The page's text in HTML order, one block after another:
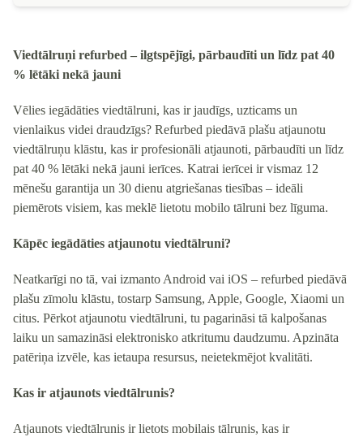
Viedtālruņi refurbed – ilgtspējīgi, pārbaudīti un līdz pat 40
% lētāki nekā jauni
Vēlies iegādāties viedtālruni, kas ir jaudīgs, uzticams un
vienlaikus videi draudzīgs? Refurbed piedāvā plašu atjaunotu
viedtālruņu klāstu, kas ir profesionāli atjaunoti, pārbaudīti un līdz
pat 40 % lētāki nekā jauni ierīces. Katrai ierīcei ir vismaz 12
mēnešu garantija un 30 dienu atgriešanas tiesības – ideāli
piemērots visiem, kas meklē lietotu mobilo tālruni bez līguma.
Kāpēc iegādāties atjaunotu viedtālruni?
Neatkarīgi no tā, vai izmanto Android vai iOS – refurbed piedāvā
plašu zīmolu klāstu, tostarp Samsung, Apple, Google, Xiaomi un
citus. Pērkot atjaunotu viedtālruni, tu pagarināsi tā kalpošanas
laiku un samazināsi elektronisko atkritumu daudzumu. Apzināta
patēriņa izvēle, kas ietaupa resursus, neietekmējot kvalitāti.
Kas ir atjaunots viedtālrunis?
Atjaunots viedtālrunis ir lietots mobilais tālrunis, kas ir